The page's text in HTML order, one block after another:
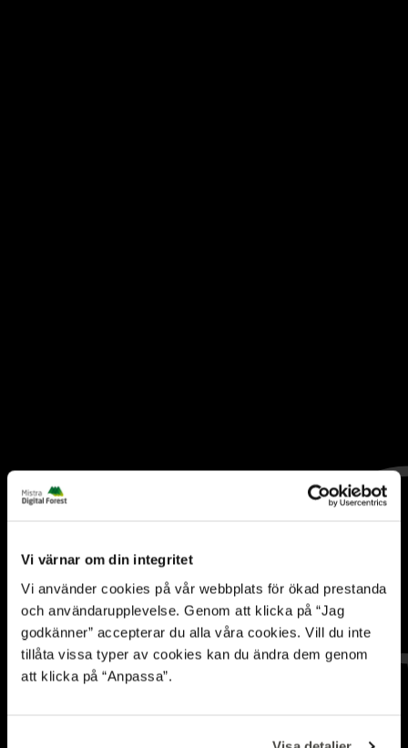
Vi värnar om din integritet
Vi använder cookies på vår webbplats för ökad prestanda
och användarupplevelse. Genom att klicka på “Jag
godkänner” accepterar du alla våra cookies. Vill du inte
tillåta vissa typer av cookies kan du ändra dem genom
att klicka på “Anpassa”.
Digital teknik ska ge